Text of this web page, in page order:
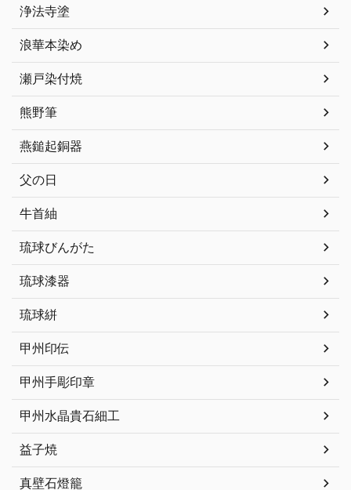
浄法寺塗
浪華本染め
瀬戸染付焼
熊野筆
燕鎚起銅器
父の日
牛首紬
琉球びんがた
琉球漆器
琉球絣
甲州印伝
甲州手彫印章
甲州水晶貴石細工
益子焼
真壁石燈籠